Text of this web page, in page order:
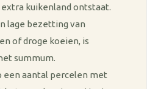
kuikenland ontstaat.
lage bezetting van
of droge koeien, is
summum.
een aantal percelen met